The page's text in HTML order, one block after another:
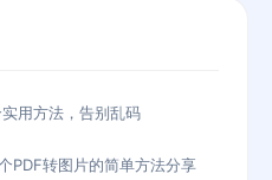
用方法，告别乱码
PDF转图片的简单方法分享